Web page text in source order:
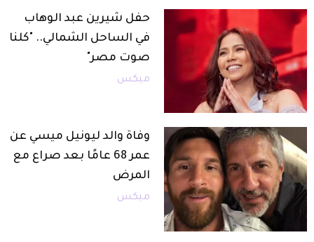
حفل شيرين عبد الوهاب
في الساحل الشمالي.. "كلنا
صوت مصر"
ميكس
وفاة والد ليونيل ميسي عن
عمر 68 عامًا بعد صراع مع
المرض
ميكس